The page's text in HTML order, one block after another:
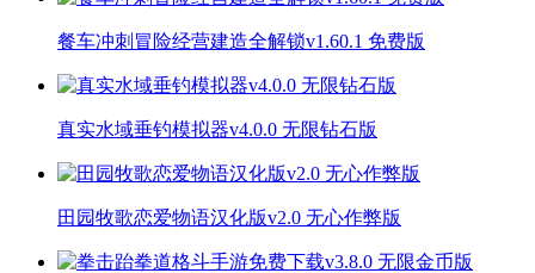
餐车冲刺冒险经营建造全解锁v1.60.1 免费版
真实水域垂钓模拟器v4.0.0 无限钻石版
田园牧歌恋爱物语汉化版v2.0 无心作弊版